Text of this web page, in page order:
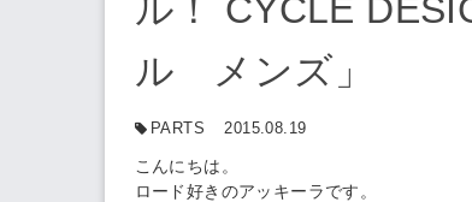
ル！ CYCLE
ル メンズ」
PARTS 2015.08.19
こんにちは。
ロード好きのアッキーラです。